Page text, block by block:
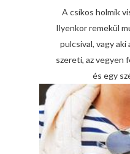
A csíkos holmik
Ilyenkor remekül
pulcsival, vagy aki
szereti, az vegyen
és egy